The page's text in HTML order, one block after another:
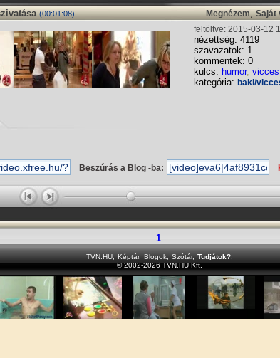
(00:01:08) Megnézem,Saját
feltöltve: 2015-03-12
nézettség: 4119
szavazatok: 1
kommentek: 0
kulcs: humor, vicces
kategória: baki/
Beszúrás a Blog -ba:
1
TVN.HU Képtár, Blogok Szótár, Tudjátok?
© 2002-2026 TVN.HU Kft.